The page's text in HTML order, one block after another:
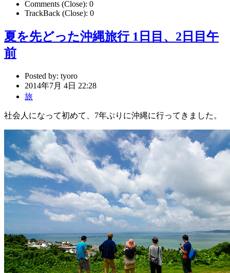
Comments (Close): 0
TrackBack (Close): 0
夏を先どった沖縄旅行 1日目、2日目午
前
Posted by: tyoro
2014年7月 4日 22:28
旅
社会人になって初めて、7年ぶりに沖縄に行ってきました。